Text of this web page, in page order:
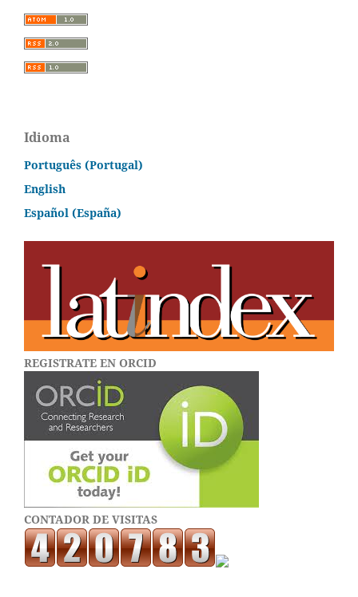
Idioma
Português (Portugal)
English
Español (España)
REGISTRATE EN ORCID
CONTADOR DE VISITAS